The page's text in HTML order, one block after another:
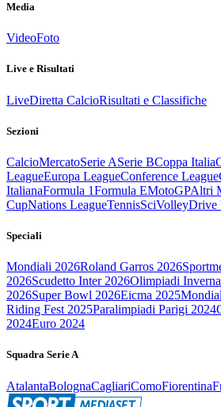
Media
VideoFoto
Live e Risultati
LiveDiretta CalcioRisultati e Classifiche
Sezioni
CalcioMercatoSerie ASerie BCoppa Italia
LeagueEuropa LeagueConference League
ItalianaFormula 1Formula EMotoGPAltri
CupNations LeagueTennisSciVolleyDrive
Speciali
Mondiali 2026Roland Garros 2026
2026Scudetto Inter 2026Olimpiadi
2026Super Bowl 2026Eicma 2025
Riding Fest 2025Paralimpiadi Parigi 2024
2024Euro 2024
Squadra Serie A
AtalantaBolognaCagliariComoFiorentina